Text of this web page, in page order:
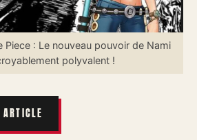
Piece : Le nouveau pouvoir de Nami
polyvalent !
ARTICLE